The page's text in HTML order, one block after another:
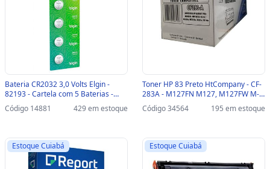
Bateria CR2032 3,0 Volts Elgin -
82193 - Cartela com 5 Baterias -
82193
Código 14881 429 em estoque
Toner HP 83 Preto HtCompany - CF-
283A - M127FN M127, M127FW M-
127, M125 M125A M125A, M201,
M225, M226, M202 - 204010153
Código 34564 195 em estoque
Estoque Cuiabá Estoque Cuiabá